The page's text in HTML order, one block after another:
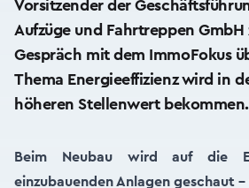
Vorsitzender der
Aufzüge und Fahrtreppen
Gespräch mit dem ImmoFokus
Thema Energieeffizienz wird in
höheren Stellenwert
Beim Neubau wird auf die
einzubauenden Anlagen geschaut